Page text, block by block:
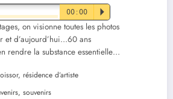
00:00 P
on visionne toutes les photos
et d’aujourd’hui…60 ans
rendre la substance essentielle…
résidence d’artiste
souvenirs